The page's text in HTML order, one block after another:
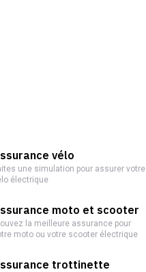
vélo
une simulation pour assurer votre
électrique
moto et scooter
la meilleure assurance pour
moto ou votre scooter électrique
trottinette